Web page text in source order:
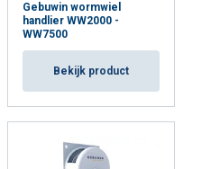
Gebuwin wormwiel
handlier WW2000 -
WW7500
Bekijk product